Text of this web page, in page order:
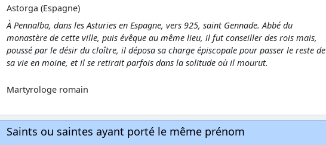
Astorga (Espagne)
À Pennalba, dans les Asturies en Espagne, vers 925, saint Gennade. Abbé du
monastère de cette ville, puis évêque au même lieu, il fut conseiller des rois mais,
poussé par le désir du cloître, il déposa sa charge épiscopale pour passer le reste de
sa vie en moine, et il se retirait parfois dans la solitude où il mourut.
Martyrologe romain
Saints ou saintes ayant porté le même prénom